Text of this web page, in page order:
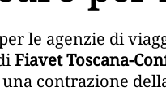
le agenzie di
Fiavet Toscana-
contrazione